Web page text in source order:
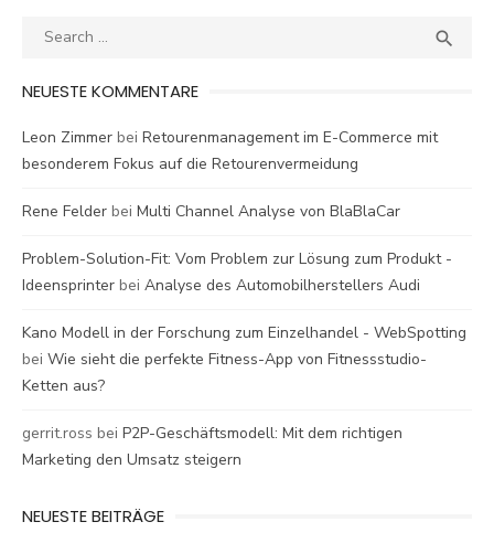
Search

NEUESTE KOMMENTARE
Leon Zimmer bei Retourenmanagement im E-Commerce mit
besonderem Fokus auf die Retourenvermeidung
Rene Felder bei Multi Channel Analyse von BlaBlaCar
Problem-Solution-Fit: Vom Problem zur Lösung zum Produkt -
Ideensprinter bei Analyse des Automobilherstellers Audi
Kano Modell in der Forschung zum Einzelhandel - WebSpotting
bei Wie sieht die perfekte Fitness-App von Fitnessstudio-
Ketten aus?
gerrit.ross bei P2P-Geschäftsmodell: Mit dem richtigen
Marketing den Umsatz steigern
NEUESTE BEITRÄGE